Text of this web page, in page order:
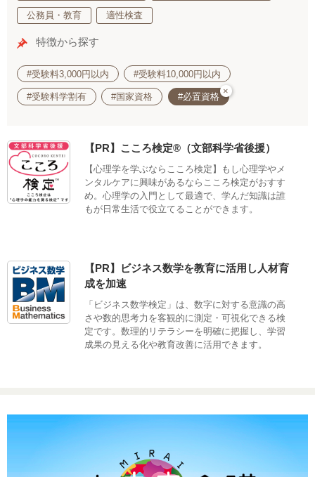
公務員・教育 適性検査
特徴から探す
#受験料3,000円以内 #受験料10,000円以内
#受験料学割有 #国家資格 #必置資格
×
【PR】こころ検定®（文部科学省後援）
【心理学を学ぶならこころ検定】もし心理学やメ
ンタルケアに興味があるならこころ検定がおすす
め。心理学の入門として最適で、学んだ知識は誰
もが日常生活で役立てることができます。
【PR】ビジネス数学を教育に活用し人材育
成を加速
「ビジネス数学検定」は、数字に対する意識の高
さや数的思考力を客観的に測定・可視化できる検
定です。数理的リテラシーを明確に把握し、学習
成果の見える化や教育改善に活用できます。